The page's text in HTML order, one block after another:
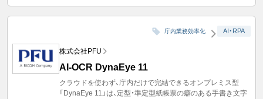
庁内業務効率化 AI・RPA
株式会社PFU
AI-OCR DynaEye 11
クラウドを使わず、庁内だけで完結できるオンプレミス型
「DynaEye 11」は、定型・準定型紙帳票の癖のある手書き文字